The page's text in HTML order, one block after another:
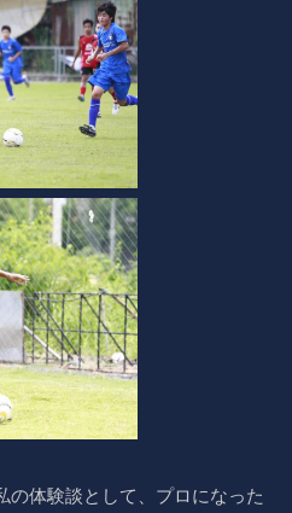
の体験談として、プロになった